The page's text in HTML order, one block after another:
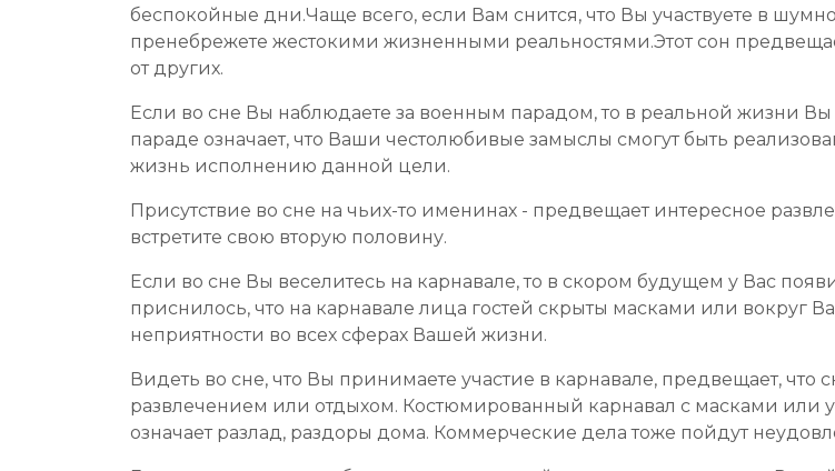
беспокойные дни.Чаще всего, если Вам снится, что Вы участвуете в
пренебрежете жестокими жизненными реальностями.Этот сон
от других.
Если во сне Вы наблюдаете за военным парадом, то в реальной жизни
параде означает, что Ваши честолюбивые замыслы смогут быть
жизнь исполнению данной цели.
Присутствие во сне на чьих-то именинах - предвещает интересное
встретите свою вторую половину.
Если во сне Вы веселитесь на карнавале, то в скором будущем у Вас
приснилось, что на карнавале лица гостей скрыты масками или вокруг
неприятности во всех сферах Вашей жизни.
Видеть во сне, что Вы принимаете участие в карнавале, предвещает,
развлечением или отдыхом. Костюмированный карнавал с масками
означает разлад, раздоры дома. Коммерческие дела тоже пойдут